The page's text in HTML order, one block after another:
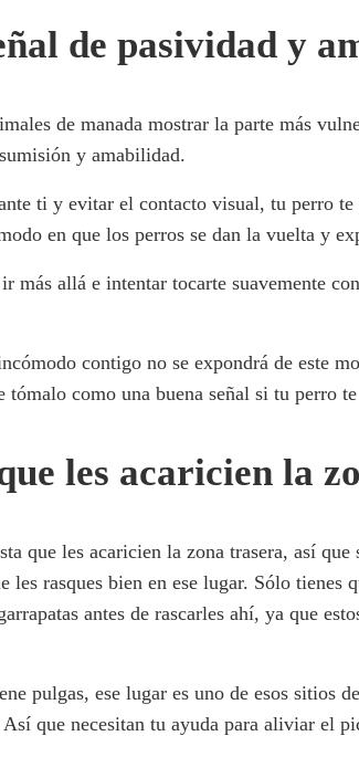
de pasividad y
de manada mostrar la parte más
y amabilidad.
ti y evitar el contacto visual, tu perro te
en que los perros se dan la vuelta y
más allá e intentar tocarte suavemente
contigo no se expondrá de este
tómalo como una buena señal si tu perro
les acaricien la
que les acaricien la zona trasera, así
les rasques bien en ese lugar. Sólo tienes
antes de rascarles ahí, ya que
pulgas, ese lugar es uno de esos sitios
que necesitan tu ayuda para aliviar el